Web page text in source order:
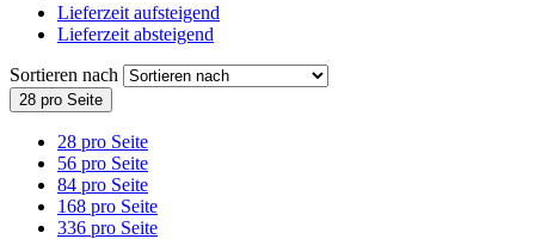
Lieferzeit aufsteigend
Lieferzeit absteigend
Sortieren nach
28 pro Seite
28 pro Seite
56 pro Seite
84 pro Seite
168 pro Seite
336 pro Seite